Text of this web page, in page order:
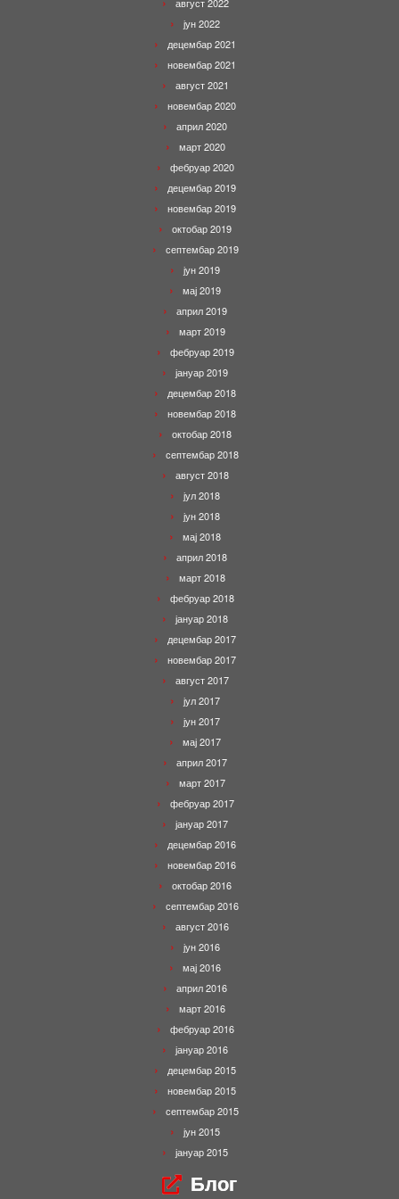
јун 2022
децембар 2021
новембар 2021
август 2021
новембар 2020
април 2020
март 2020
фебруар 2020
децембар 2019
новембар 2019
октобар 2019
септембар 2019
јун 2019
мај 2019
април 2019
март 2019
фебруар 2019
јануар 2019
децембар 2018
новембар 2018
октобар 2018
септембар 2018
август 2018
јул 2018
јун 2018
мај 2018
април 2018
март 2018
фебруар 2018
јануар 2018
децембар 2017
новембар 2017
август 2017
јул 2017
јун 2017
мај 2017
април 2017
март 2017
фебруар 2017
јануар 2017
децембар 2016
новембар 2016
октобар 2016
септембар 2016
август 2016
јун 2016
мај 2016
април 2016
март 2016
фебруар 2016
јануар 2016
децембар 2015
новембар 2015
септембар 2015
јун 2015
јануар 2015
Блог